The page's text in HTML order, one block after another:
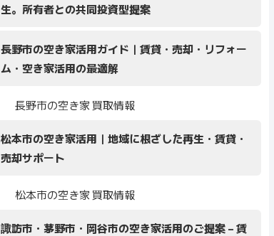
生。所有者との共同投資型提案
長野市の空き家活用ガイド｜賃貸・売却・リフォー
ム・空き家活用の最適解
長野市の空き家 買取情報
松本市の空き家活用｜地域に根ざした再生・賃貸・
売却サポート
松本市の空き家 買取情報
諏訪市・茅野市・岡谷市の空き家活用のご提案 – 賃